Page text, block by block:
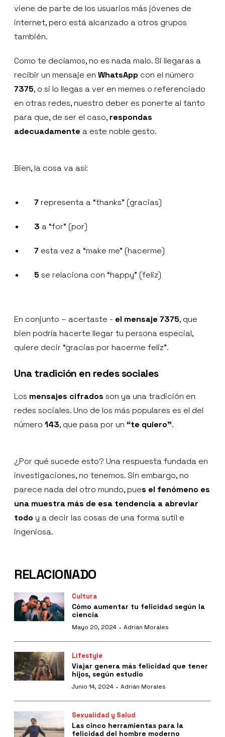
viene de parte de los usuarios más jóvenes de
internet, pero está alcanzado a otros grupos
también.
Como te decíamos, no es nada malo. Si llegaras a
recibir un mensaje en WhatsApp con el número
7375, o si lo llegas a ver en memes o referenciado
en otras redes, nuestro deber es ponerte al tanto
para que, de ser el caso, respondas
adecuadamente a este noble gesto.
Bien, la cosa va así:
7 representa a “thanks” (gracias)
3 a “for” (por)
7 esta vez a “make me” (hacerme)
5 se relaciona con “happy” (feliz)
En conjunto – acertaste - el mensaje 7375, que
bien podría hacerte llegar tu persona especial,
quiere decir “gracias por hacerme feliz”.
Una tradición en redes sociales
Los mensajes cifrados son ya una tradición en
redes sociales. Uno de los más populares es el del
número 143, que pasa por un “te quiero”.
¿Por qué sucede esto? Una respuesta fundada en
investigaciones, no tenemos. Sin embargo, no
parece nada del otro mundo, pues el fenómeno es
una muestra más de esa tendencia a abreviar
todo y a decir las cosas de una forma sutil e
ingeniosa.
RELACIONADO
Cultura
Cómo aumentar tu felicidad según la
ciencia
Mayo 20, 2024 · Adrián Morales
Lifestyle
Viajar genera más felicidad que tener
hijos, según estudio
Junio 14, 2024 · Adrián Morales
Sexualidad y Salud
Las cinco herramientas para la
felicidad del hombre moderno